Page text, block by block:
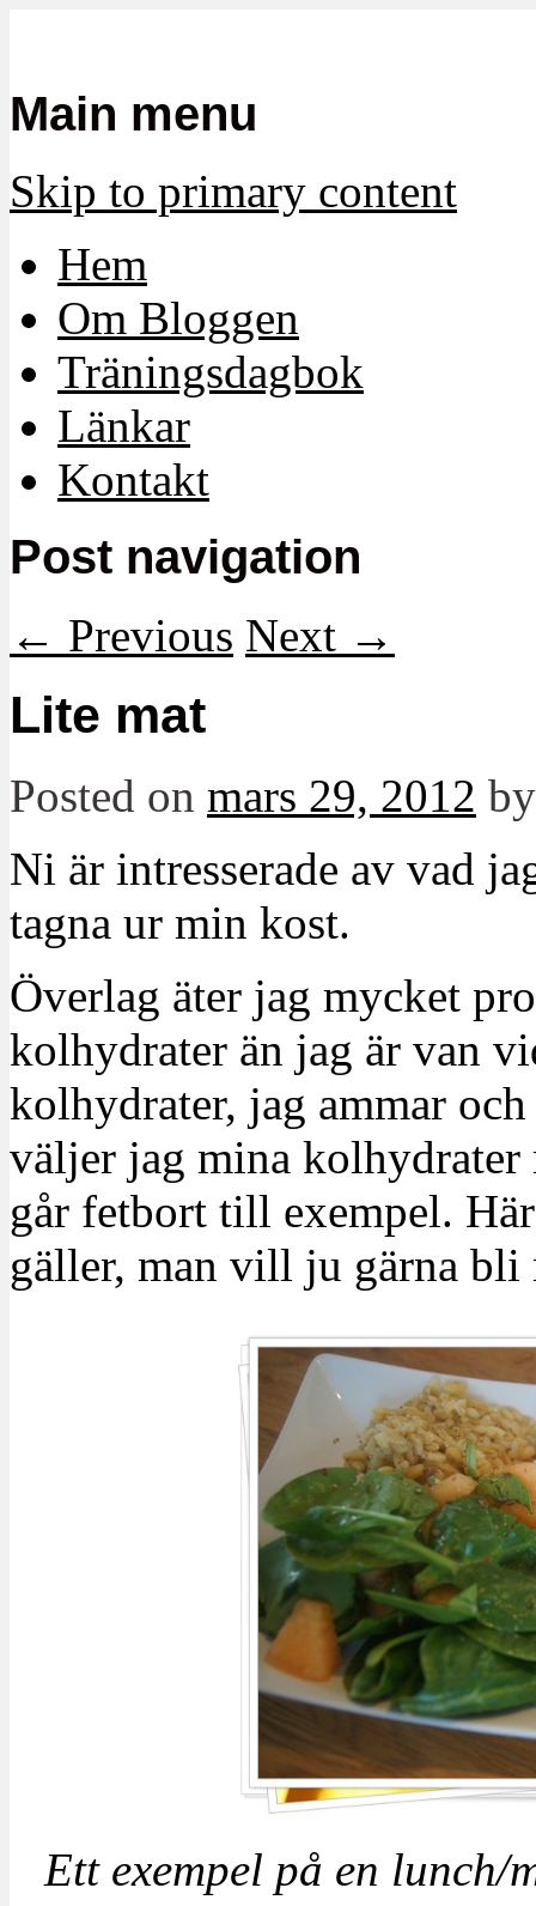
Main menu
Skip to primary content
Hem
Om Bloggen
Träningsdagbok
Länkar
Kontakt
Post navigation
← Previous Next →
Lite mat
Posted on mars 29, 2012
Ni är intresserade av vad
tagna ur min kost.
Överlag äter jag mycket
kolhydrater än jag är van
kolhydrater, jag ammar
väljer jag mina
går fetbort till exempel.
gäller, man vill ju gärna bli
Ett exempel på en